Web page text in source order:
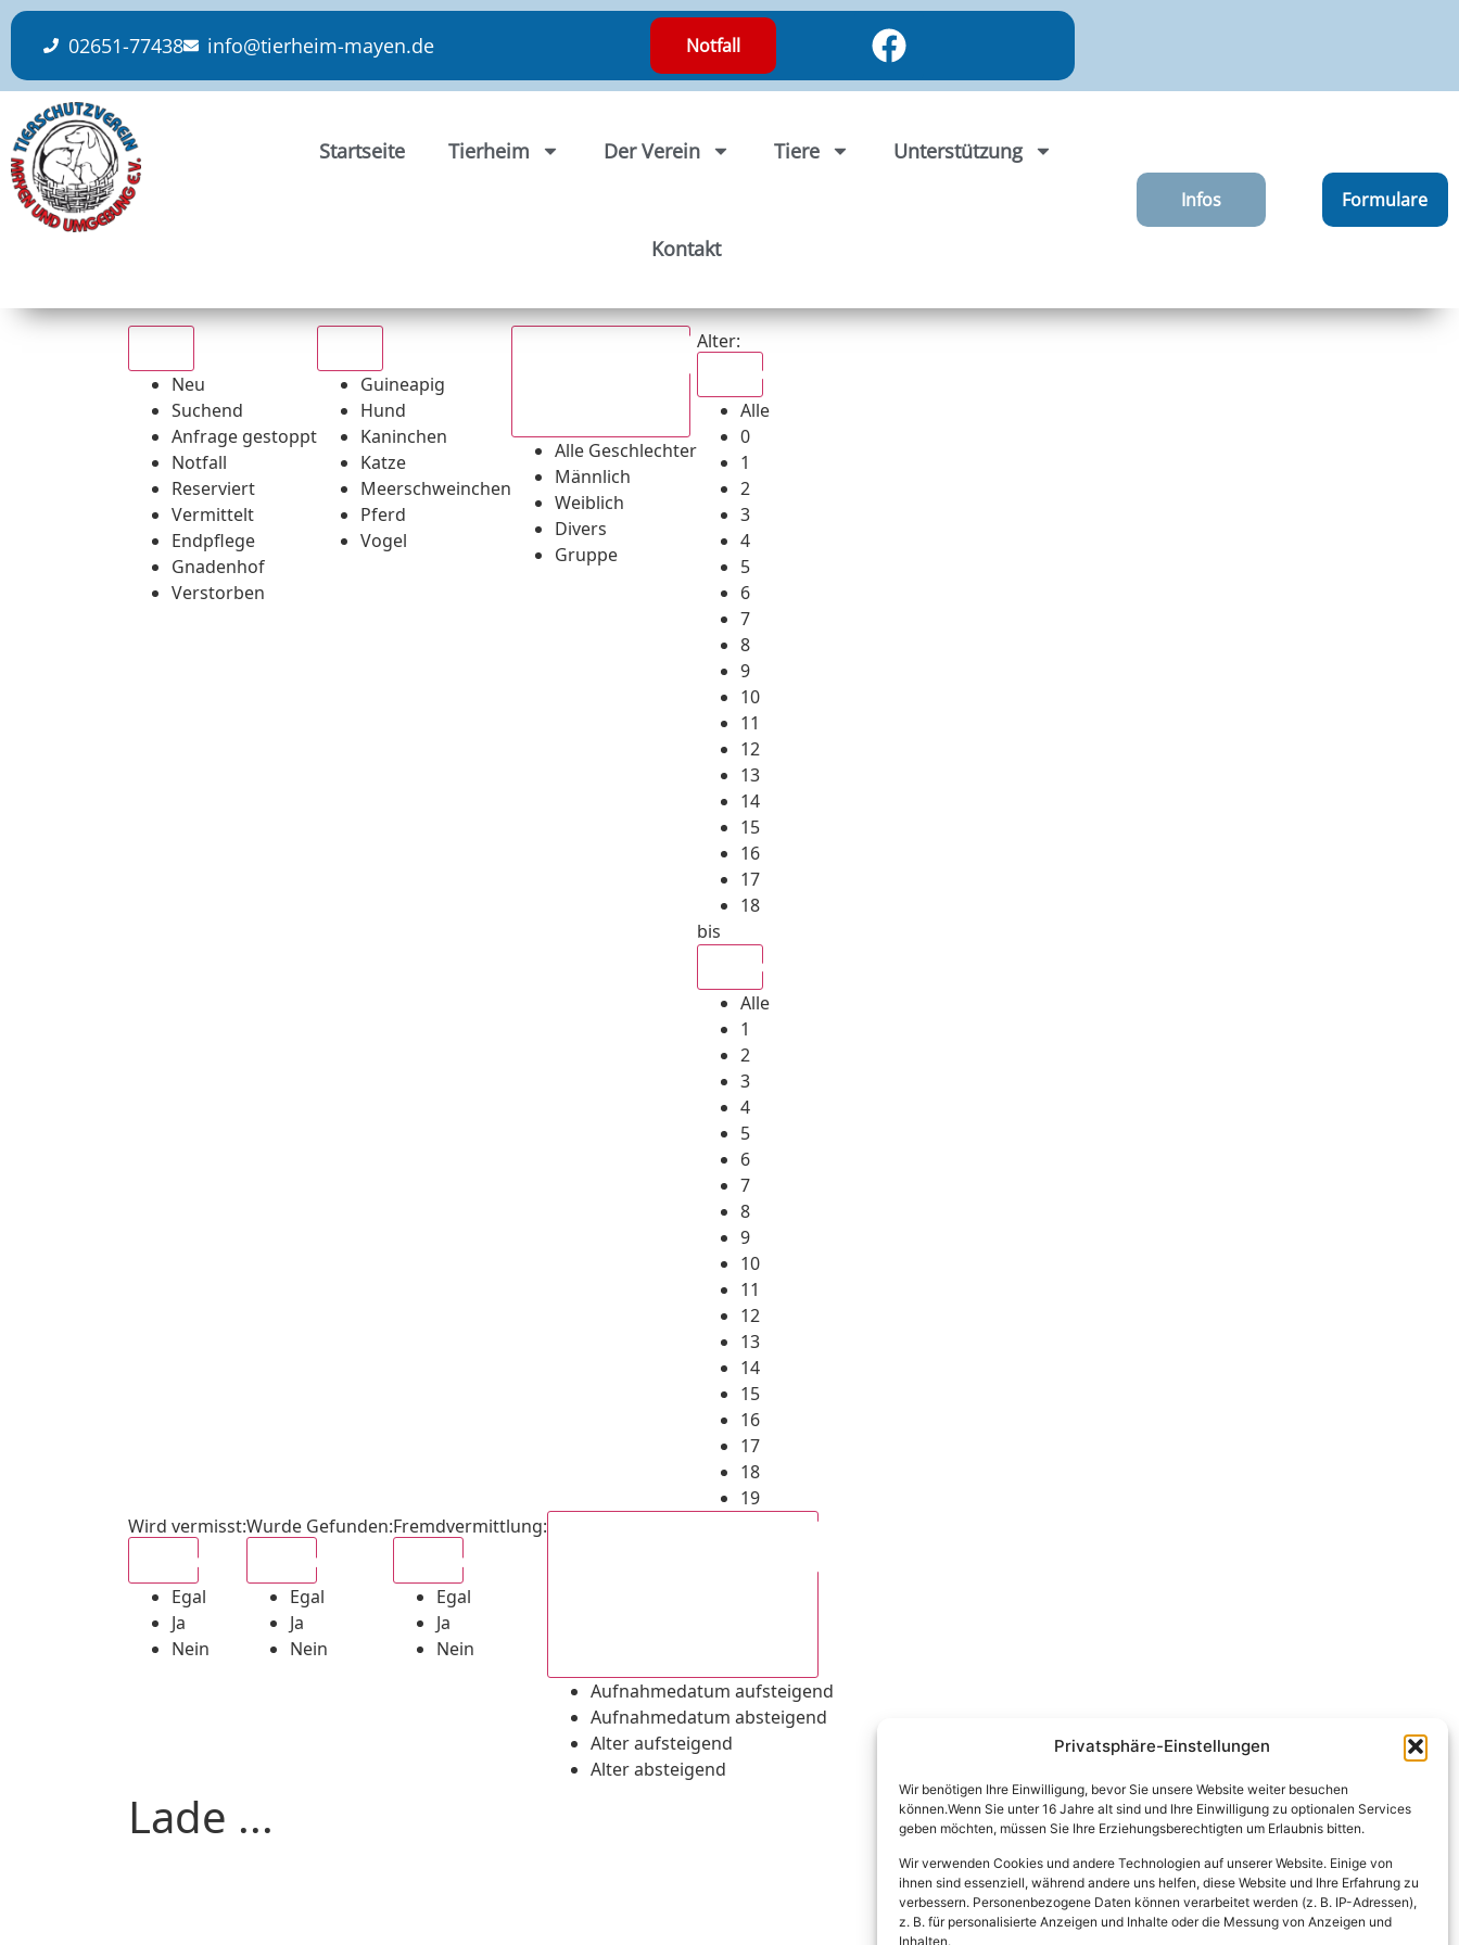
Privatsphäre-Einstellungen
Wir benötigen Ihre Einwilligung, bevor Sie unsere Website weiter besuchen
können.Wenn Sie unter 16 Jahre alt sind und Ihre Einwilligung zu optionalen Services
geben möchten, müssen Sie Ihre Erziehungsberechtigten um Erlaubnis bitten.
Wir verwenden Cookies und andere Technologien auf unserer Website. Einige von
ihnen sind essenziell, während andere uns helfen, diese Website und Ihre Erfahrung zu
verbessern. Personenbezogene Daten können verarbeitet werden (z. B. IP-Adressen),
z. B. für personalisierte Anzeigen und Inhalte oder die Messung von Anzeigen und
Inhalten.
content
02651-77438 info@tierheim-mayen.de Notfall
Startseite Tierheim Der Verein Tiere Unterstützung
Kontakt
Infos Formulare
Neu
Suchend
Anfrage gestoppt
Notfall
Reserviert
Vermittelt
Endpflege
Gnadenhof
Verstorben
Guineapig
Hund
Kaninchen
Katze
Meerschweinchen
Pferd
Vogel
Alle Geschlechter
Männlich
Weiblich
Divers
Gruppe
Alter:
Alle
0
1
2
3
4
5
6
7
8
9
10
11
12
13
14
15
16
17
18
bis
Alle
1
2
3
4
5
6
7
8
9
10
11
12
13
14
15
16
17
18
19
Wird vermisst:
Egal
Ja
Nein
Wurde Gefunden:
Egal
Ja
Nein
Fremdvermittlung:
Egal
Ja
Nein
Aufnahmedatum aufsteigend
Aufnahmedatum absteigend
Alter aufsteigend
Alter absteigend
Lade ...